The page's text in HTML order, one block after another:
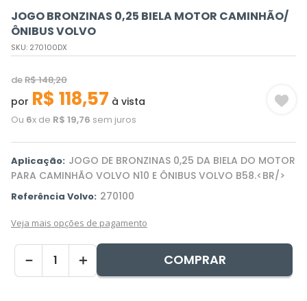
JOGO BRONZINAS 0,25 BIELA MOTOR CAMINHÃO/
ÔNIBUS VOLVO
SKU: 270100DX
deR$148,20
por R$ 118,57 à vista
Ou 6x de R$ 19,76 sem juros
Aplicação: JOGO DE BRONZINAS 0,25 DA BIELA DO MOTOR
PARA CAMINHÃO VOLVO N10 E ÔNIBUS VOLVO B58.<BR/>
Referência Volvo: 270100
Veja mais opções de pagamento
＋
－ COMPRAR